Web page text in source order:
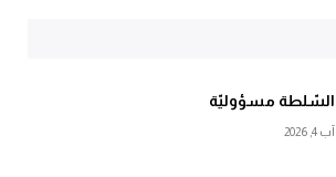
السّلطة مسؤوليّة
آب 4, 2026